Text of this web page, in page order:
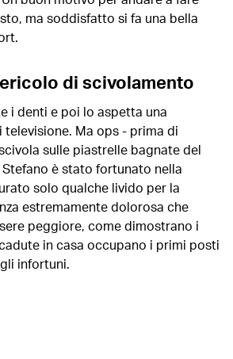
ma soddisfatto si fa una bella
di scivolamento
i denti e poi lo aspetta una
televisione. Ma ops - prima di
sulle piastrelle bagnate del
è stato fortunato nella
solo qualche livido per la
estremamente dolorosa che
peggiore, come dimostrano i
in casa occupano i primi posti
infortuni.